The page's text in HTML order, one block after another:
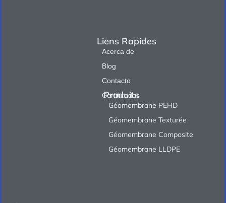
Liens Rapides
Acerca de
Blog
Contacto
Certificados
Produits
Géomembrane PEHD
Géomembrane Texturée
Géomembrane Composite
Géomembrane LLDPE